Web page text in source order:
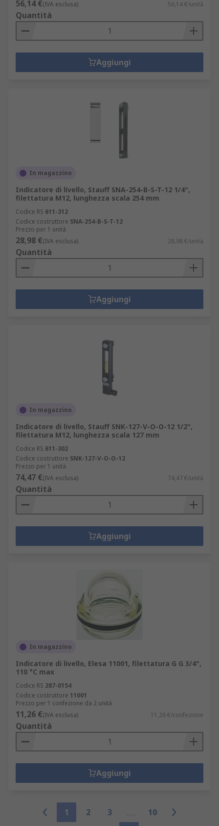
56,14 €(IVA esclusa) 56,14 €/unità
Quantità
Aggiungi
In magazzino
Indicatore di livello, Stauff SNA-254-B-S-T-12 1/4",
filettatura M12, lunghezza scala 254 mm
Codice RS 611-312
Codice costruttore SNA-254-B-S-T-12
Prezzo per 1 unità
28,98 €(IVA esclusa) 28,98 €/unità
Quantità
Aggiungi
In magazzino
Indicatore di livello, Stauff SNK-127-V-O-O-12 1/2",
filettatura M12, lunghezza scala 127 mm
Codice RS 611-302
Codice costruttore SNK-127-V-O-O-12
Prezzo per 1 unità
74,47 €(IVA esclusa) 74,47 €/unità
Quantità
Aggiungi
In magazzino
Indicatore di livello, Elesa 11001, filettatura G G 3/4",
110 °C max
Codice RS 287-0154
Codice costruttore 11001
Prezzo per 1 confezione da 2 unità
11,26 €(IVA esclusa) 11,26 €/confezione
Quantità
Aggiungi
1 2 3
10